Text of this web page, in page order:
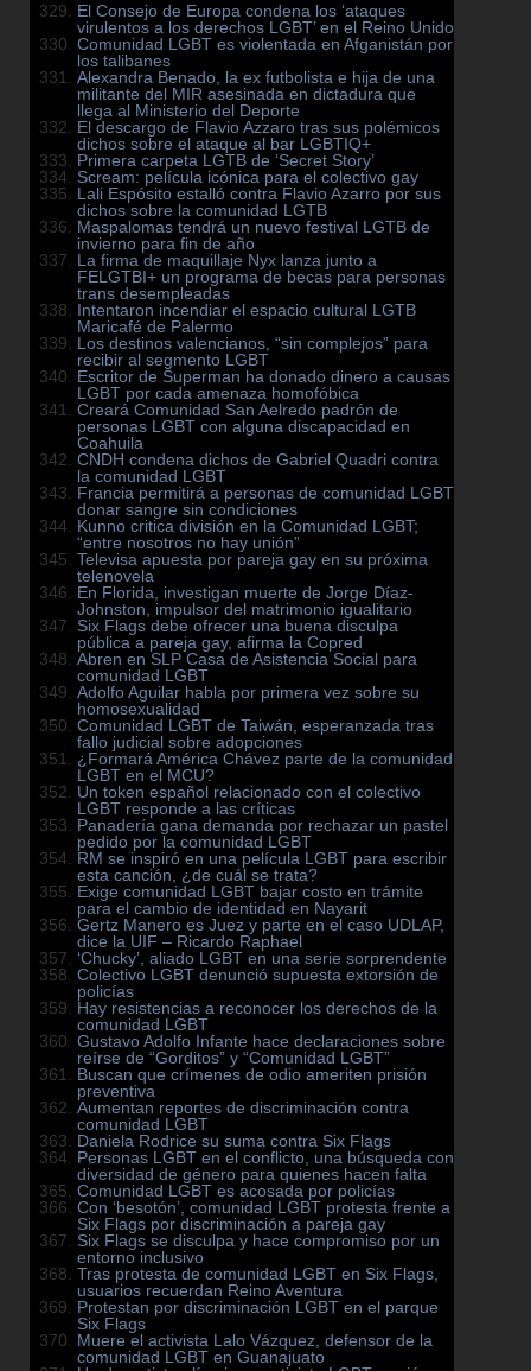
El Consejo de Europa condena los ‘ataques
virulentos a los derechos LGBT’ en el Reino Unido
Comunidad LGBT es violentada en Afganistán por
los talibanes
Alexandra Benado, la ex futbolista e hija de una
militante del MIR asesinada en dictadura que
llega al Ministerio del Deporte
El descargo de Flavio Azzaro tras sus polémicos
dichos sobre el ataque al bar LGBTIQ+
Primera carpeta LGTB de ‘Secret Story’
Scream: película icónica para el colectivo gay
Lali Espósito estalló contra Flavio Azarro por sus
dichos sobre la comunidad LGTB
Maspalomas tendrá un nuevo festival LGTB de
invierno para fin de año
La firma de maquillaje Nyx lanza junto a
FELGTBI+ un programa de becas para personas
trans desempleadas
Intentaron incendiar el espacio cultural LGTB
Maricafé de Palermo
Los destinos valencianos, “sin complejos” para
recibir al segmento LGBT
Escritor de Superman ha donado dinero a causas
LGBT por cada amenaza homofóbica
Creará Comunidad San Aelredo padrón de
personas LGBT con alguna discapacidad en
Coahuila
CNDH condena dichos de Gabriel Quadri contra
la comunidad LGBT
Francia permitirá a personas de comunidad LGBT
donar sangre sin condiciones
Kunno critica división en la Comunidad LGBT;
“entre nosotros no hay unión”
Televisa apuesta por pareja gay en su próxima
telenovela
En Florida, investigan muerte de Jorge Díaz-
Johnston, impulsor del matrimonio igualitario
Six Flags debe ofrecer una buena disculpa
pública a pareja gay, afirma la Copred
Abren en SLP Casa de Asistencia Social para
comunidad LGBT
Adolfo Aguilar habla por primera vez sobre su
homosexualidad
Comunidad LGBT de Taiwán, esperanzada tras
fallo judicial sobre adopciones
¿Formará América Chávez parte de la comunidad
LGBT en el MCU?
Un token español relacionado con el colectivo
LGBT responde a las críticas
Panadería gana demanda por rechazar un pastel
pedido por la comunidad LGBT
RM se inspiró en una película LGBT para escribir
esta canción, ¿de cuál se trata?
Exige comunidad LGBT bajar costo en trámite
para el cambio de identidad en Nayarit
Gertz Manero es Juez y parte en el caso UDLAP,
dice la UIF – Ricardo Raphael
‘Chucky’, aliado LGBT en una serie sorprendente
Colectivo LGBT denunció supuesta extorsión de
policías
Hay resistencias a reconocer los derechos de la
comunidad LGBT
Gustavo Adolfo Infante hace declaraciones sobre
reírse de “Gorditos” y “Comunidad LGBT”
Buscan que crímenes de odio ameriten prisión
preventiva
Aumentan reportes de discriminación contra
comunidad LGBT
Daniela Rodrice su suma contra Six Flags
Personas LGBT en el conflicto, una búsqueda con
diversidad de género para quienes hacen falta
Comunidad LGBT es acosada por policías
Con ‘besotón’, comunidad LGBT protesta frente a
Six Flags por discriminación a pareja gay
Six Flags se disculpa y hace compromiso por un
entorno inclusivo
Tras protesta de comunidad LGBT en Six Flags,
usuarios recuerdan Reino Aventura
Protestan por discriminación LGBT en el parque
Six Flags
Muere el activista Lalo Vázquez, defensor de la
comunidad LGBT en Guanajuato